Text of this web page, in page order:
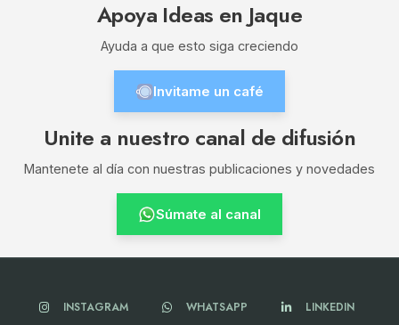
Apoya Ideas en Jaque
Ayuda a que esto siga creciendo
Invitame un café
Unite a nuestro canal de difusión
Mantenete al día con nuestras publicaciones y novedades
Súmate al canal
INSTAGRAM WHATSAPP LINKEDIN